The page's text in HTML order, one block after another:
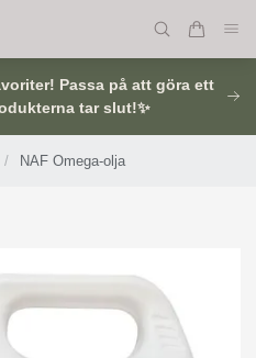
Passa på att göra ett
tar slut!✨
/ NAF Omega-olja